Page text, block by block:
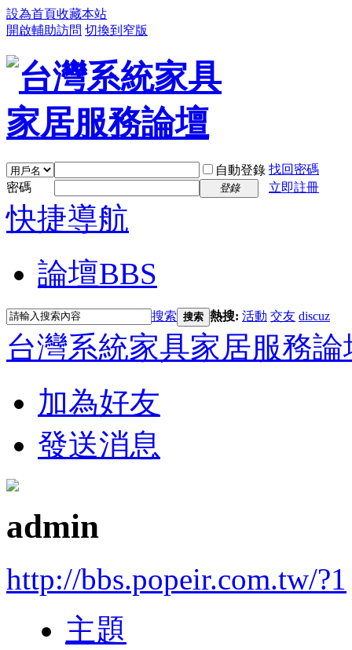
設為首頁收藏本站
開啟輔助訪問 切換到窄版
自動登錄 找回密碼
密碼
登錄 立即註冊
快捷導航
論壇BBS
搜索 搜索 熱搜: 活動 交友 discuz
台灣系統家具家居服務論
加為好友
發送消息
admin
http://bbs.popeir.com.tw/?1
主題